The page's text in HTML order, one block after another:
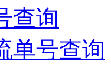
查询
单号查询